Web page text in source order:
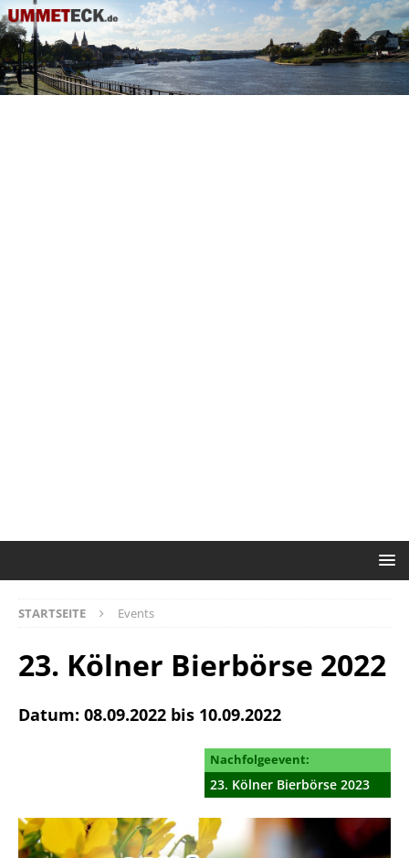
STARTSEITE Events
23. Kölner Bierbörse 2022
Datum: 08.09.2022 bis 10.09.2022
Nachfolgeevent:
23. Kölner Bierbörse 2023